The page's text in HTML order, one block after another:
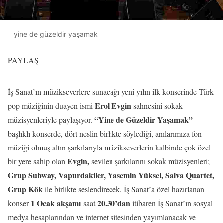
yine de güzeldir yaşamak
PAYLAŞ
İş Sanat’ın müzikseverlere sunacağı yeni yılın ilk konserinde Türk
pop müziğinin duayen ismi Erol Evginsahnesini sokak
müzisyenleriyle paylaşıyor. “Yine de Güzeldir Yaşamak”
başlıklı konserde, dört neslin birlikte söylediği, anılarımıza fon
müziği olmuş altın şarkılarıyla müzikseverlerin kalbinde çok özel
bir yere sahip olan Evgin,sevilen şarkılarını sokak müzisyenleri;
Grup Subway, Vapurdakiler, Yasemin Yüksel, Salva Quartet,
Grup Kökile birlikte seslendirecek. İş Sanat’a özel hazırlanan
konser1 Ocak akşamı saat20.30’danitibaren İş Sanat’ın sosyal
medya hesaplarından ve internet sitesinden yayımlanacak ve